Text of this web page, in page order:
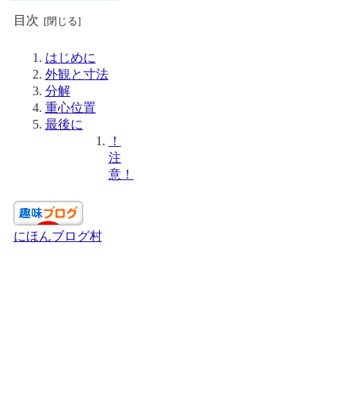
目次
はじめに
外観と寸法
分解
重心位置
最後に
！
注
意！
にほんブログ村